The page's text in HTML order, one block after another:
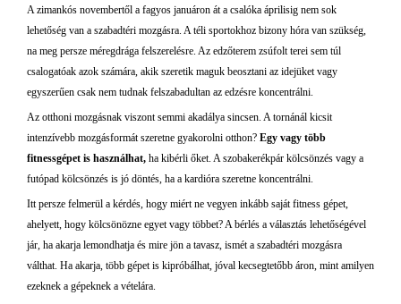
A zimankós novembertől a fagyos januáron át a csalóka áprilisig nem sok
lehetőség van a szabadtéri mozgásra. A téli sportokhoz bizony hóra van szükség,
na meg persze méregdrága felszerelésre. Az edzőterem zsúfolt terei sem túl
csalogatóak azok számára, akik szeretik maguk beosztani az idejüket vagy
egyszerűen csak nem tudnak felszabadultan az edzésre koncentrálni.
Az otthoni mozgásnak viszont semmi akadálya sincsen. A tornánál kicsit
intenzívebb mozgásformát szeretne gyakorolni otthon? Egy vagy több
fitnessgépet is használhat, ha kibérli őket. A szobakerékpár kölcsönzés vagy a
futópad kölcsönzés is jó döntés, ha a kardióra szeretne koncentrálni.
Itt persze felmerül a kérdés, hogy miért ne vegyen inkább saját fitness gépet,
ahelyett, hogy kölcsönözne egyet vagy többet? A bérlés a választás lehetőségével
jár, ha akarja lemondhatja és mire jön a tavasz, ismét a szabadtéri mozgásra
válthat. Ha akarja, több gépet is kipróbálhat, jóval kecsegtetőbb áron, mint amilyen
ezeknek a gépeknek a vételára.